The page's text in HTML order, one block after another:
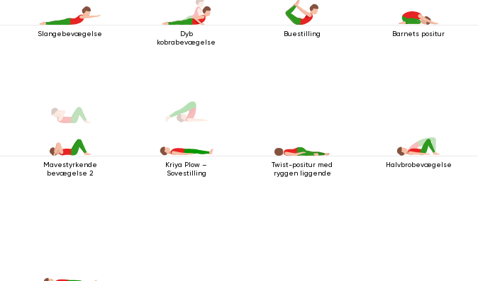
Slangebevægelse
Dyb
kobrabevægelse
Buestilling Barnets positur
Mavestyrkende
bevægelse 2
Kriya Plow –
Sovestilling
Twist-positur med
ryggen liggende
Halvbrobevægelse